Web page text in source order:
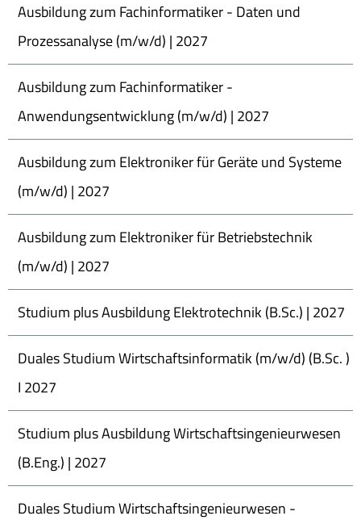
Ausbildung zum Fachinformatiker - Daten und
Prozessanalyse (m/w/d) | 2027
Ausbildung zum Fachinformatiker -
Anwendungsentwicklung (m/w/d) | 2027
Ausbildung zum Elektroniker für Geräte und Systeme
(m/w/d) | 2027
Ausbildung zum Elektroniker für Betriebstechnik
(m/w/d) | 2027
Studium plus Ausbildung Elektrotechnik (B.Sc.) | 2027
Duales Studium Wirtschaftsinformatik (m/w/d) (B.Sc. )
I 2027
Studium plus Ausbildung Wirtschaftsingenieurwesen
(B.Eng.) | 2027
Duales Studium Wirtschaftsingenieurwesen -